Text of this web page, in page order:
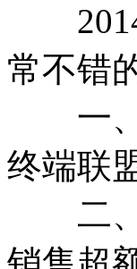
2014
常不错
一、
终端联
二、